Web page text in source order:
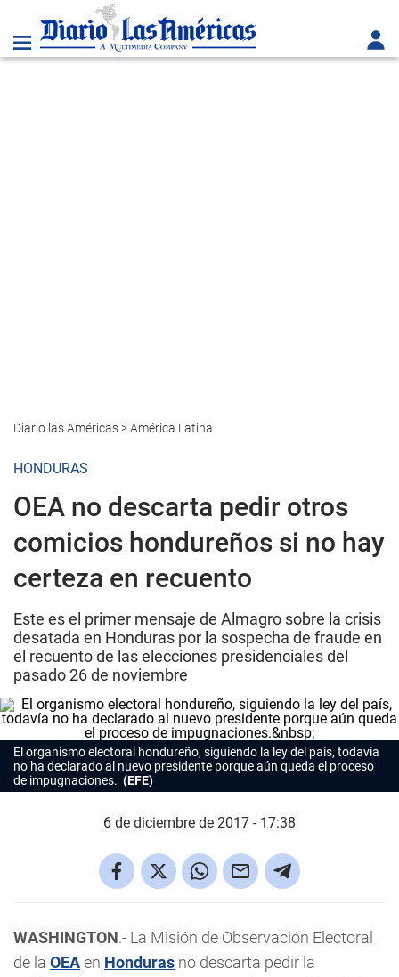
Diario las Américas>América Latina
HONDURAS
OEA no descarta pedir otros
comicios hondureños si no hay
certeza en recuento
Este es el primer mensaje de Almagro sobre la crisis
desatada en Honduras por la sospecha de fraude en
el recuento de las elecciones presidenciales del
pasado 26 de noviembre
El organismo electoral hondureño, siguiendo la ley del país, todavía
no ha declarado al nuevo presidente porque aún queda el proceso
de impugnaciones. (EFE)
6 de diciembre de 2017 - 17:38
WASHINGTON.- La Misión de Observación Electoral
de la OEAen Honduras no descarta pedir la